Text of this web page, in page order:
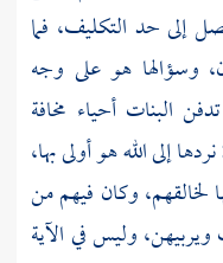
إلى حد التكليف، فما
هو على وجه
البنات أحياء مخافة
إلى الله هو أولى بها،
لخالقهم، وكان فيهم من
وليس في الآية